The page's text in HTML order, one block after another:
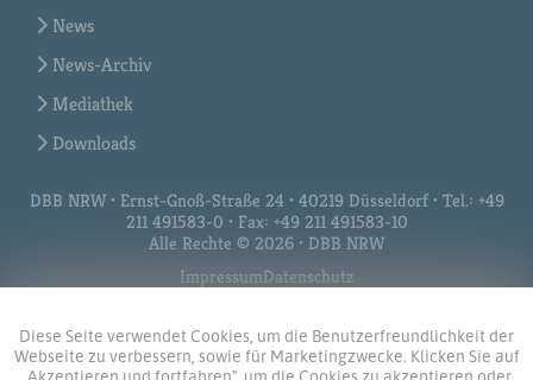
Diese Seite verwendet Cookies, um die Benutzerfreundlichkeit der
Webseite zu verbessern, sowie für Marketingzwecke. Klicken Sie auf
„Akzeptieren und fortfahren", um die Cookies zu akzeptieren oder
News
News-Archiv
Mediathek
Downloads
DBB NRW • Ernst-Gnoß-Straße 24 • 40219 Düsseldorf • Tel.: +49
211 491583-0 • Fax: +49 211 491583-10
Alle Rechte © 2026 • DBB NRW
ImpressumDatenschutz